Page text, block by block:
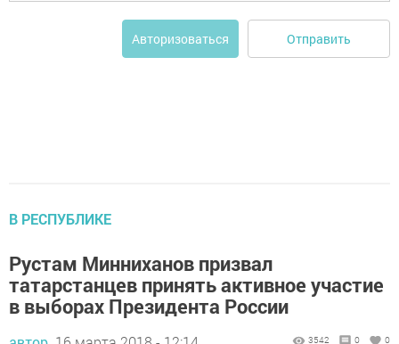
Авторизоваться Отправить
В РЕСПУБЛИКЕ
Рустам Минниханов призвал
татарстанцев принять активное участие
в выборах Президента России
3542 0 0